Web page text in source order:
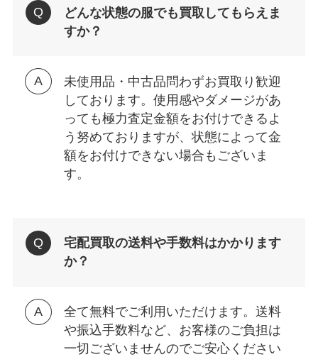
どんな状態の服でも買取してもらえま
すか？
未使用品・中古品問わずお買取り歓迎
しております。使用感やダメージがあ
っても極力査定金額をお付けできるよ
う努めておりますが、状態によって金
額をお付けできない場合もございま
す。
宅配買取の送料や手数料はかかります
か？
全て無料でご利用いただけます。送料
や振込手数料など、お客様のご負担は
一切ございませんのでご安心ください